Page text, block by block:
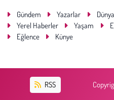
Gündem Yazarlar Dünya
Yerel Haberler
Yaşam
Eğlence
Künye
RSS